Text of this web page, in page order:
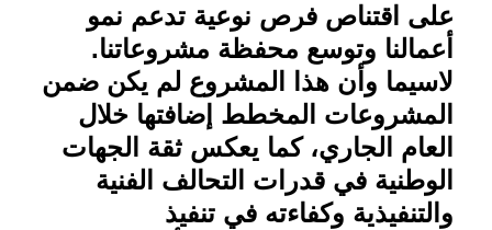
على اقتناص فرص نوعية تدعم نمو
أعمالنا وتوسع محفظة مشروعاتنا.
لاسيما وأن هذا المشروع لم يكن ضمن
المشروعات المخطط إضافتها خلال
العام الجاري، كما يعكس ثقة الجهات
الوطنية في قدرات التحالف الفنية
والتنفيذية وكفاءته في تنفيذ